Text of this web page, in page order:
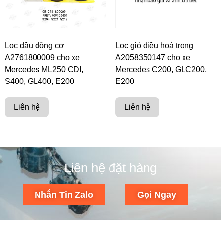
Lọc dầu động cơ
A2761800009 cho xe
Mercedes ML250 CDI,
S400, GL400, E200
Liên hệ
Lọc gió điều hoà trong
A2058350147 cho xe
Mercedes C200, GLC200,
E200
Liên hệ
Liên hệ đặt hàng
Nhắn Tin Zalo Gọi Ngay